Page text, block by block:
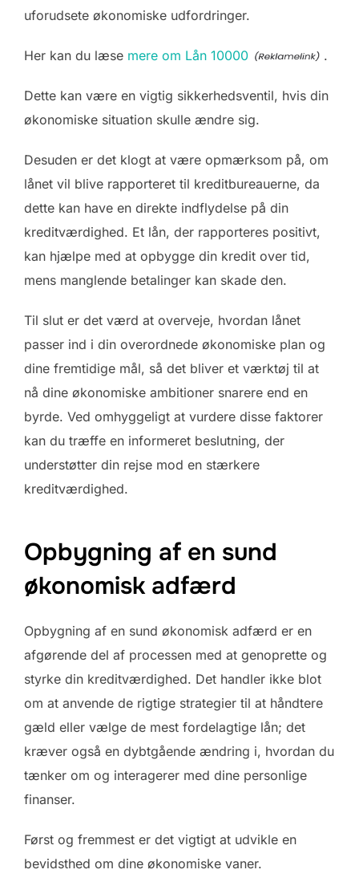
uforudsete økonomiske udfordringer.
Her kan du læse mere om Lån 10000 .
Dette kan være en vigtig sikkerhedsventil, hvis din
økonomiske situation skulle ændre sig.
Desuden er det klogt at være opmærksom på, om
lånet vil blive rapporteret til kreditbureauerne, da
dette kan have en direkte indflydelse på din
kreditværdighed. Et lån, der rapporteres positivt,
kan hjælpe med at opbygge din kredit over tid,
mens manglende betalinger kan skade den.
Til slut er det værd at overveje, hvordan lånet
passer ind i din overordnede økonomiske plan og
dine fremtidige mål, så det bliver et værktøj til at
nå dine økonomiske ambitioner snarere end en
byrde. Ved omhyggeligt at vurdere disse faktorer
kan du træffe en informeret beslutning, der
understøtter din rejse mod en stærkere
kreditværdighed.
Opbygning af en sund
økonomisk adfærd
Opbygning af en sund økonomisk adfærd er en
afgørende del af processen med at genoprette og
styrke din kreditværdighed. Det handler ikke blot
om at anvende de rigtige strategier til at håndtere
gæld eller vælge de mest fordelagtige lån; det
kræver også en dybtgående ændring i, hvordan du
tænker om og interagerer med dine personlige
finanser.
Først og fremmest er det vigtigt at udvikle en
bevidsthed om dine økonomiske vaner.